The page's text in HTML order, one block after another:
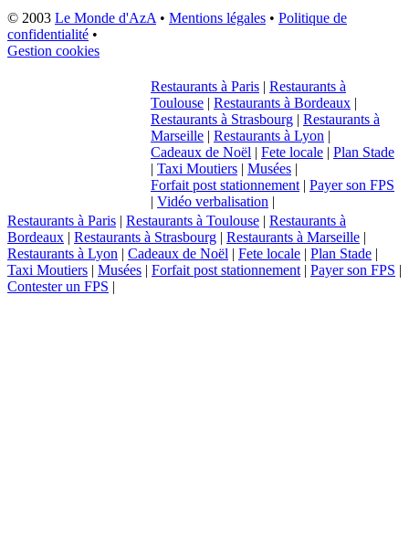
© 2003 Le Monde d'AzA • Mentions légales • Politique de
confidentialité •
Gestion cookies
Restaurants à Paris | Restaurants à
Toulouse | Restaurants à Bordeaux |
Restaurants à Strasbourg | Restaurants à
Marseille | Restaurants à Lyon |
Cadeaux de Noël | Fete locale | Plan Stade
| Taxi Moutiers | Musées |
Forfait post stationnement | Payer son FPS
| Vidéo verbalisation |
Restaurants à Paris | Restaurants à Toulouse | Restaurants à
Bordeaux | Restaurants à Strasbourg | Restaurants à Marseille |
Restaurants à Lyon | Cadeaux de Noël | Fete locale | Plan Stade |
Taxi Moutiers | Musées | Forfait post stationnement | Payer son FPS |
Contester un FPS |